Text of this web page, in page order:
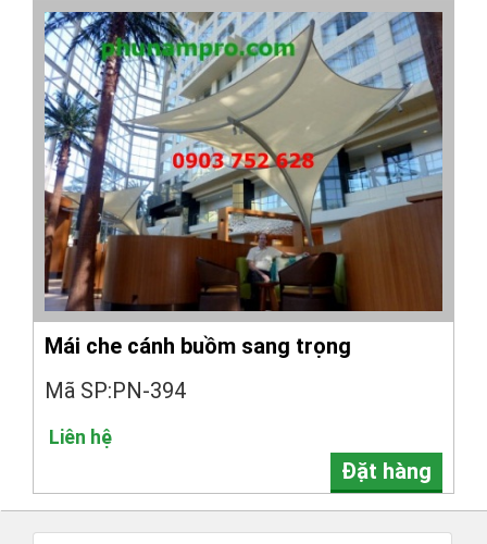
Mái che cánh buồm sang trọng
Mã SP:PN-394
Liên hệ
Đặt hàng